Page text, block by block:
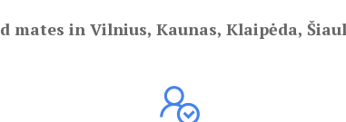
in Vilnius, Kaunas, Klaipėda,